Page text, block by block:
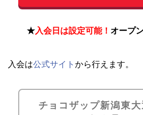
★入会日は設定可能！ オープ
入会は公式サイト から行えます。
チョコザップ新潟東